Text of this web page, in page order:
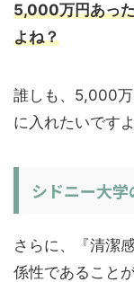
5,000万円あっ
よね？
誰しも、5,000
に入れたいです
シドニー大
さらに、『清潔
係性であること